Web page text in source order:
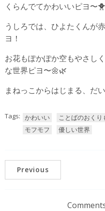
くらんでてかわいいピヨ〜🐥
うしろでは、ひよたくんが
ヨ！
お花もぽかぽか空もやさし
な世界ピヨ〜🌼🌿
まねっこからはじまる、だ
Tags: かわいい ことばのおくり
モフモフ
優しい世界
Previous